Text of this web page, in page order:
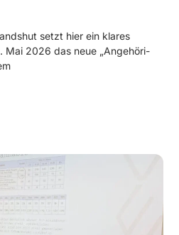
setzt hier ein klares
Mai 2026 das neue „Angehö­ri­